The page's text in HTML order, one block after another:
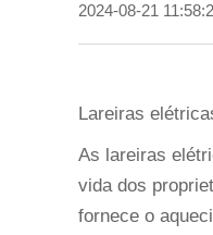
2024-08-21
Lareiras
As lareiras
vida dos
fornece o